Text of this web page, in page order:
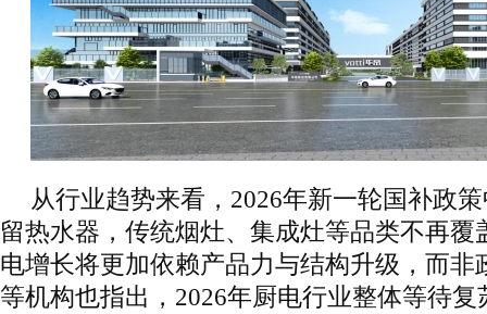
从行业趋势来看，2026年新一轮国补政
留热水器，传统烟灶、集成灶等品类不再覆
电增长将更加依赖产品力与结构升级，而非
等机构也指出，2026年厨电行业整体等待